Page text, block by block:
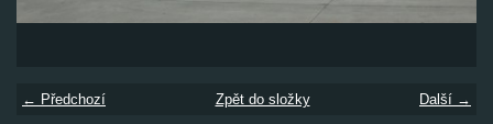
← Předchozí Další →
Zpět do složky